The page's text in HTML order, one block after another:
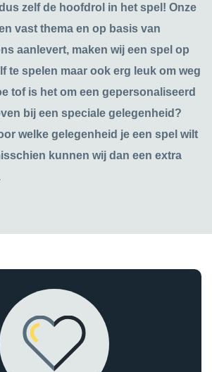
zelf de hoofdrol in het spel! Onze
vast thema en op basis van
aanlevert, maken wij een spel op
te spelen maar ook erg leuk om weg
tof is het om een gepersonaliseerd
bij een speciale gelegenheid?
welke gelegenheid je een spel wilt
kunnen wij dan een extra